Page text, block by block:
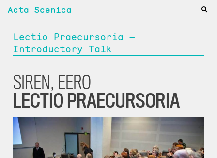
Acta Scenica
Lectio Praecursoria —
Introductory Talk
SIREN, EERO
LECTIO PRAECURSORIA